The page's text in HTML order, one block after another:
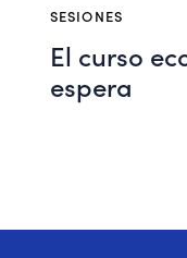
SESIONES
El curso
espera